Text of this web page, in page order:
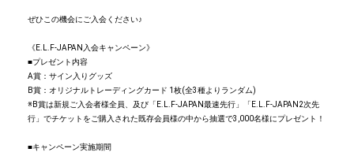
ぜひこの機会にご入会ください♪
《E.L.F-JAPAN入会キャンペーン》
■プレゼント内容
A賞：サイン入りグッズ
B賞：オリジナルトレーディングカード 1枚(全3種よりランダム)
※B賞は新規ご入会者様全員、及び「E.L.F-JAPAN最速先行」「E.L.F-JAPAN2次先
行」でチケットをご購入された既存会員様の中から抽選で3,000名様にプレゼント！
■キャンペーン実施期間